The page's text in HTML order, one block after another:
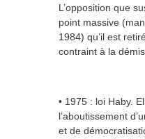
L’opposition que
point massive
1984) qu’il est
contraint à la
• 1975 : loi Haby.
l’aboutissement
et de